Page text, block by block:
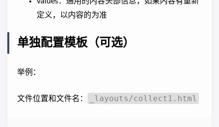
定义，以内容的为准
单独配置模板（可选）
举例：
文件位置和文件名： _layouts/collect1.html